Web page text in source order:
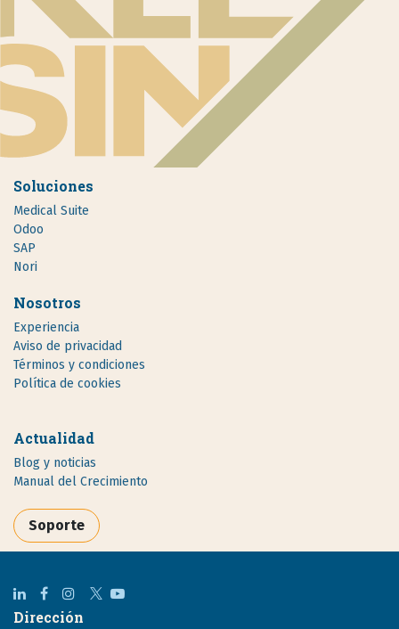
Soluciones
Medical Suite
Odoo
SAP
Nori
Nosotros
Experiencia
Aviso de privacidad
Términos y condiciones
Política de cookies
Actualidad
Blog y noticias
Manual del Crecimiento
Soporte
Dirección